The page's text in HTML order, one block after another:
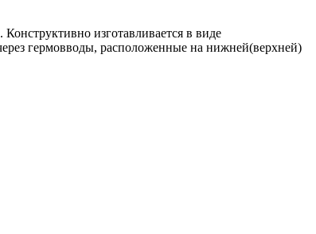
изготавливается в виде
гермовводы, расположенные на нижней(верхней)